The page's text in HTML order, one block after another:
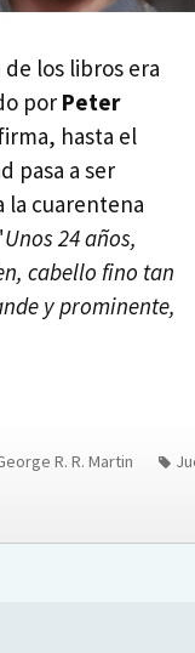
los libros era
por Peter
hasta el
pasa a ser
la cuarentena
Unos 24 años,
cabello fino tan
y prominente,
R. R. Martin